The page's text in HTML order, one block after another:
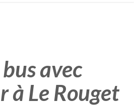
avec
à Le Rouget